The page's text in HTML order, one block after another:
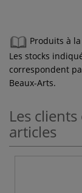
Produits à
Les stocks
correspondent
Beaux-Arts.
Les
articles